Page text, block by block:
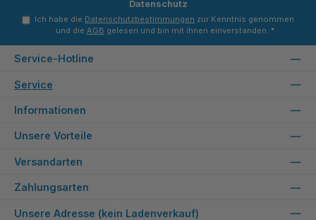
Datenschutz
Ich habe die Datenschutzbestimmungen zur Kenntnis genommen
und die AGB gelesen und bin mit ihnen einverstanden. *
Service-Hotline
Service
Informationen
Unsere Vorteile
Versandarten
Zahlungsarten
Unsere Adresse (kein Ladenverkauf)